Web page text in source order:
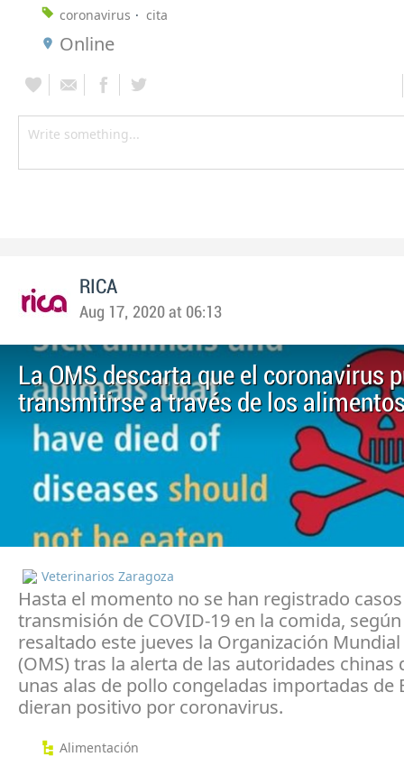
coronavirus
cita
Online
RICA
Aug 17, 2020 at 06:13
La OMS descarta que el coronavirus
transmitirse a través de los
Veterinarios Zaragoza
Hasta el momento no se han registrado
transmisión de COVID-19 en la comida,
resaltado este jueves la Organización Mundial
(OMS) tras la alerta de las autoridades chinas
unas alas de pollo congeladas importadas de
dieran positivo por coronavirus.
Alimentación